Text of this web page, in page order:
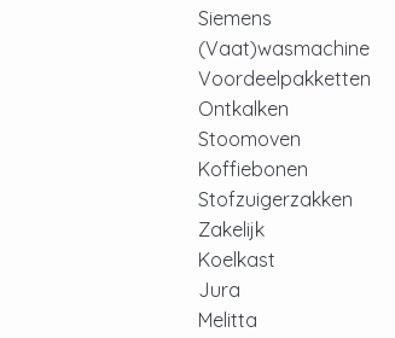
Siemens
(Vaat)wasmachine
Voordeelpakketten
Ontkalken
Stoomoven
Koffiebonen
Stofzuigerzakken
Zakelijk
Koelkast
Jura
Melitta